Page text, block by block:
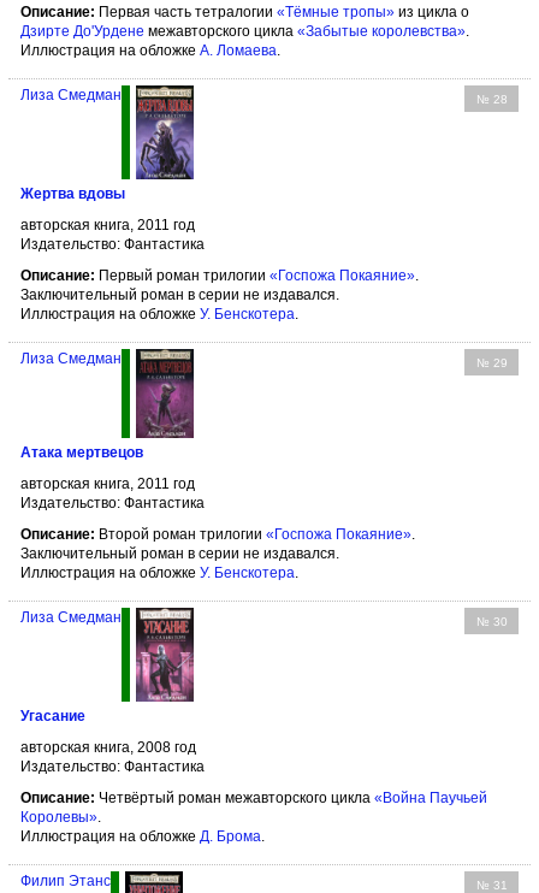
Описание: Первая часть тетралогии «Тёмные тропы» из цикла о
Дзирте До'Урдене межавторского цикла «Забытые королевства».
Иллюстрация на обложке А. Ломаева.
№ 28
Лиза Смедман
Жертва вдовы
авторская книга, 2011 год
Издательство: Фантастика
Описание: Первый роман трилогии «Госпожа Покаяние»
Заключительный роман в серии не издавался.
Иллюстрация на обложке У. Бенскотера
№ 29
Лиза Смедман
Атака мертвецов
авторская книга, 2011 год
Издательство: Фантастика
Описание: Второй роман трилогии «Госпожа Покаяние».
Заключительный роман в серии не издавался.
Иллюстрация на обложке У. Бенскотера.
№ 30
Лиза Смедман
Угасание
авторская книга, 2008 год
Издательство: Фантастика
Описание: Четвёртый роман межавторского цикла «Война Паучьей
Королевы»
Иллюстрация на обложке Д. Брома
№ 31
Филип Этанс